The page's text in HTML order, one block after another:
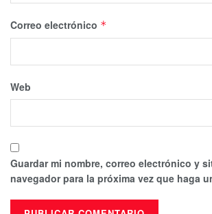
Correo electrónico *
Web
Guardar mi nombre, correo electrónico y
navegador para la próxima vez que haga